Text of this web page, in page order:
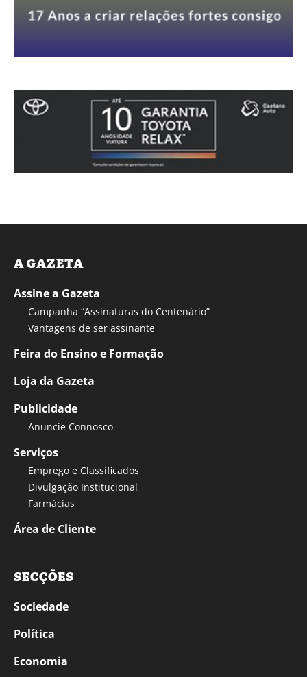
A GAZETA
Assine a Gazeta
Campanha “Assinaturas do Centenário”
Vantagens de ser assinante
Feira do Ensino e Formação
Loja da Gazeta
Publicidade
Anuncie Connosco
Serviços
Emprego e Classificados
Divulgação Institucional
Farmácias
Área de Cliente
SECÇÕES
Sociedade
Política
Economia